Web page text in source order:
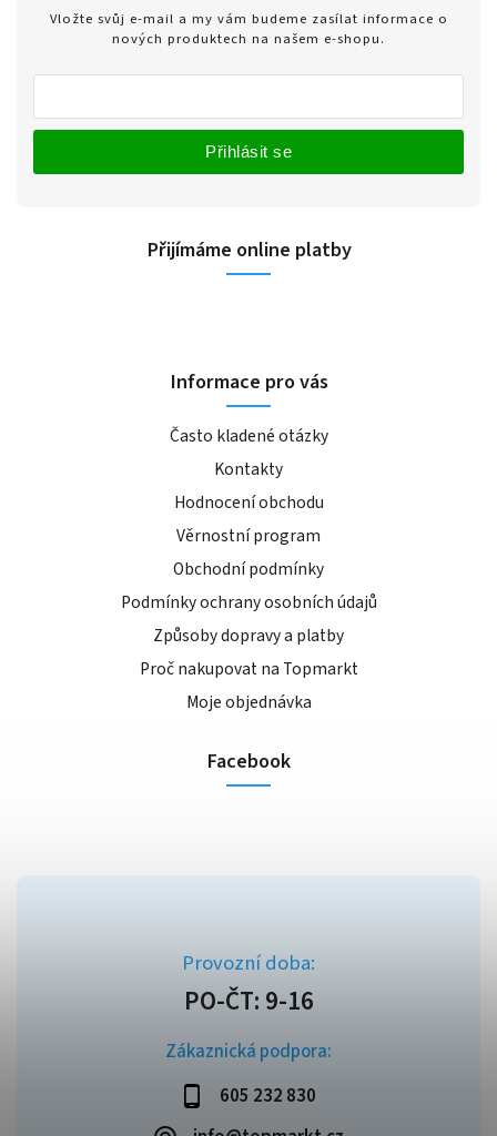
Zákaznická podpora:
605 232 830
Vložte svůj e-mail a my vám budeme zasílat informace o
nových produktech na našem e-shopu.
Přihlásit se
Přijímáme online platby
Informace pro vás
Často kladené otázky
Kontakty
Hodnocení obchodu
Věrnostní program
Obchodní podmínky
Podmínky ochrany osobních údajů
Způsoby dopravy a platby
Proč nakupovat na Topmarkt
Moje objednávka
Facebook